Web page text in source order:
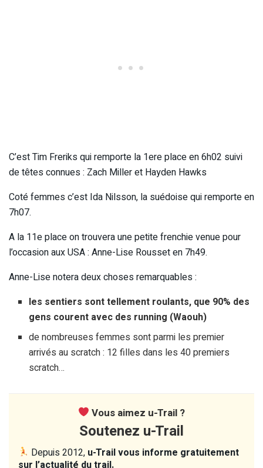
C’est Tim Freriks qui remporte la 1ere place en 6h02 suivi
de têtes connues : Zach Miller et Hayden Hawks
Coté femmes c’est Ida Nilsson, la suédoise qui remporte en
7h07.
A la 11e place on trouvera une petite frenchie venue pour
l’occasion aux USA : Anne-Lise Rousset en 7h49.
Anne-Lise notera deux choses remarquables :
les sentiers sont tellement roulants, que 90% des
gens courent avec des running (Waouh)
de nombreuses femmes sont parmi les premier
arrivés au scratch : 12 filles dans les 40 premiers
scratch… ️
Vous aimez u-Trail ?
Soutenez u-Trail
Depuis 2012, u-Trail vous informe gratuitement
sur l’actualité du trail.